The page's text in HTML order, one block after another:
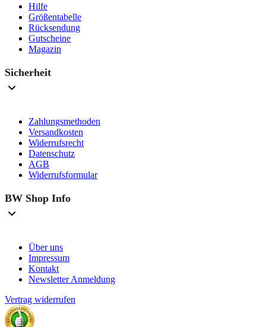
Hilfe
Größentabelle
Rücksendung
Gutscheine
Magazin
Sicherheit
Zahlungsmethoden
Versandkosten
Widerrufsrecht
Datenschutz
AGB
Widerrufsformular
BW Shop Info
Über uns
Impressum
Kontakt
Newsletter Anmeldung
Vertrag widerrufen